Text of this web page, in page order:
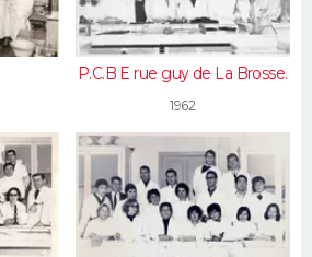
P.C.B E rue guy de La Brosse.
1962